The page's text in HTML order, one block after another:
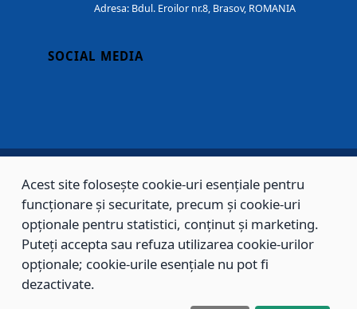
Adresa: Bdul. Eroilor nr.8, Brasov, ROMANIA
SOCIAL MEDIA
Copyright © 2002 - 2026 - PRIMĂRIA MUNICIPIULUI BRAȘOV, toate drepturile
rezervate.
Sitemap Contact
Acest site folosește cookie-uri esențiale pentru
funcționare și securitate, precum și cookie-uri
opționale pentru statistici, conținut și marketing.
Puteți accepta sau refuza utilizarea cookie-urilor
opționale; cookie-urile esențiale nu pot fi
dezactivate.